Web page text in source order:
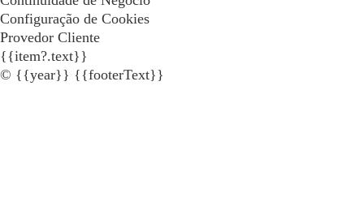
Configuração de Cookies
Provedor Cliente
{{item?.text}}
© {{year}} {{footerText}}